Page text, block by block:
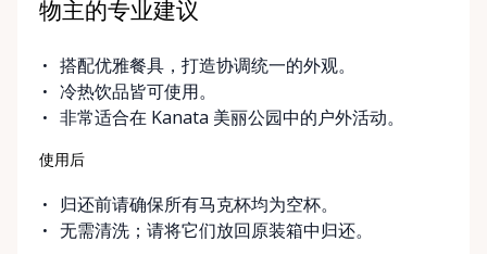
物主的专业建议
搭配优雅餐具，打造协调统一的外观。
冷热饮品皆可使用。
非常适合在 Kanata 美丽公园中的户外活动。
使用后
归还前请确保所有马克杯均为空杯。
无需清洗；请将它们放回原装箱中归还。